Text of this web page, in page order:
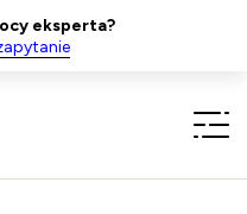
eksperta?